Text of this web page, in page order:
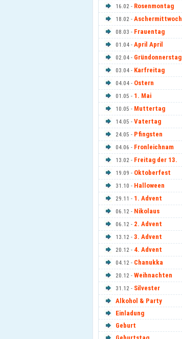
16.02 - Rosenmontag
18.02 - Aschermittwoch
08.03 - Frauentag
01.04 - April April
02.04 - Gründonnerstag
03.04 - Karfreitag
04.04 - Ostern
01.05 - 1. Mai
10.05 - Muttertag
14.05 - Vatertag
24.05 - Pfingsten
04.06 - Fronleichnam
13.02 - Freitag der 13.
19.09 - Oktoberfest
31.10 - Halloween
29.11 - 1. Advent
06.12 - Nikolaus
06.12 - 2. Advent
13.12 - 3. Advent
20.12 - 4. Advent
04.12 - Chanukka
20.12 - Weihnachten
31.12 - Silvester
Alkohol & Party
Einladung
Geburt